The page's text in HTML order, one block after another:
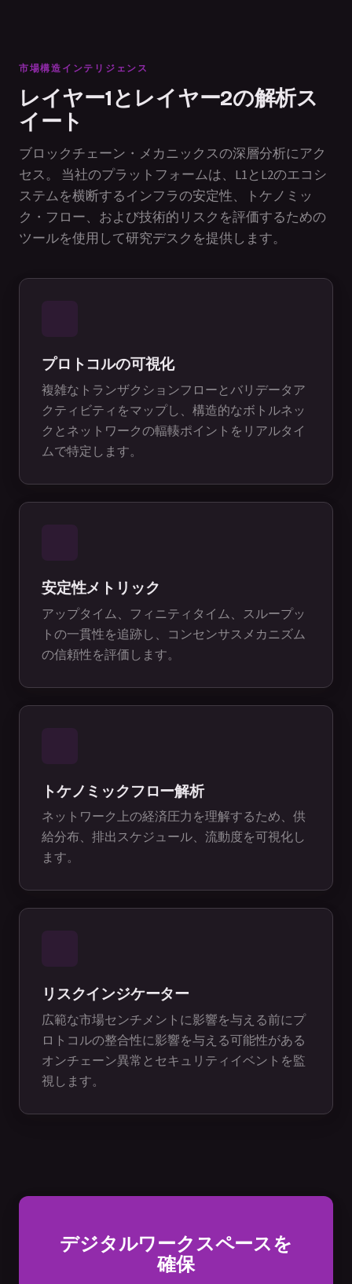
市場構造インテリジェンス
レイヤー1とレイヤー2の解析ス
イート
ブロックチェーン・メカニックスの深層分析にアク
セス。 当社のプラットフォームは、L1とL2のエコシ
ステムを横断するインフラの安定性、トケノミッ
ク・フロー、および技術的リスクを評価するための
ツールを使用して研究デスクを提供します。
プロトコルの可視化
複雑なトランザクションフローとバリデータア
クティビティをマップし、構造的なボトルネッ
クとネットワークの輻輳ポイントをリアルタイ
ムで特定します。
安定性メトリック
アップタイム、フィニティタイム、スループッ
トの一貫性を追跡し、コンセンサスメカニズム
の信頼性を評価します。
トケノミックフロー解析
ネットワーク上の経済圧力を理解するため、供
給分布、排出スケジュール、流動度を可視化し
ます。
リスクインジケーター
広範な市場センチメントに影響を与える前にプ
ロトコルの整合性に影響を与える可能性がある
オンチェーン異常とセキュリティイベントを監
視します。
デジタルワークスペースを
確保